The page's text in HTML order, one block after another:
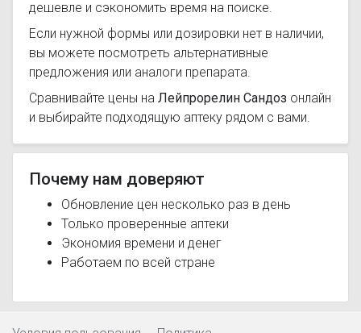
дешевле и сэкономить время на поиске.
Если нужной формы или дозировки нет в наличии,
вы можете посмотреть альтернативные
предложения или аналоги препарата.
Сравнивайте цены на Лейпрорелин Сандоз онлайн
и выбирайте подходящую аптеку рядом с вами.
Почему нам доверяют
Обновление цен несколько раз в день
Только проверенные аптеки
Экономия времени и денег
Работаем по всей стране